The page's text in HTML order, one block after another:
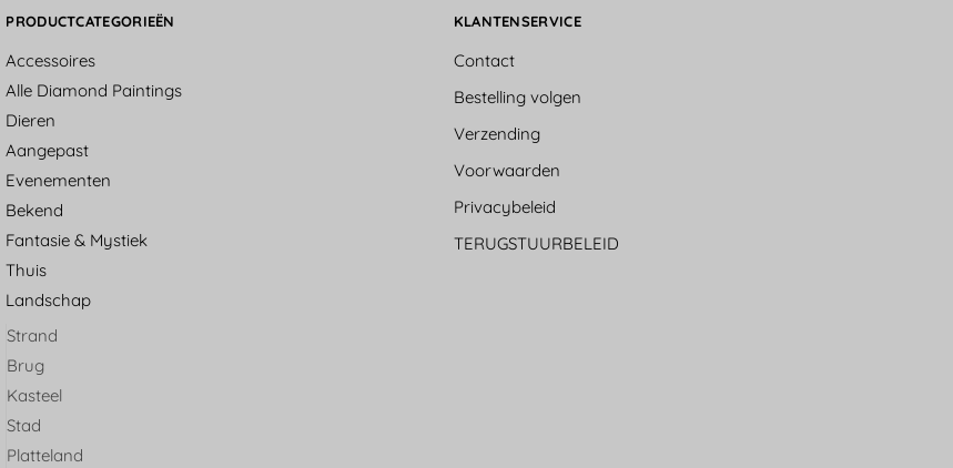
PRODUCTCATEGORIEËN
Accessoires
Alle Diamond Paintings
Dieren
Aangepast
Evenementen
Bekend
Fantasie & Mystiek
Thuis
Landschap
Strand
Brug
Kasteel
Stad
Platteland
KLANTENSERVICE
Contact
Bestelling volgen
Verzending
Voorwaarden
Privacybeleid
TERUGSTUURBELEID